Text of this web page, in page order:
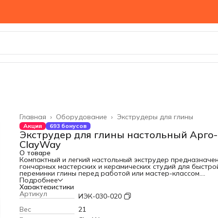
Экструдеры для глины
Оборудование ›
Главная ›
Акция 693 бонусов
Экструдер для глины настольный
ClayWay
О товаре
Компактный и легкий настольный экструдер
гончарных мастерских и керамических студий для
переминки глины перед работой или мастер-классом.
Благодаря компактным размерам и малому весу идеально
подходит для перемещения внутри мастерской и хранения
стеллаже. Все детали контактирующие с глиной
из высококачественной нержавеющей стали.
Установлен двигатель мощностью 250 Вт и частотный
преобразователь, что позволяет переминать сильно тугую
Подробнее
Характеристики
Артикул
ИЭК-030-020
Вес
21